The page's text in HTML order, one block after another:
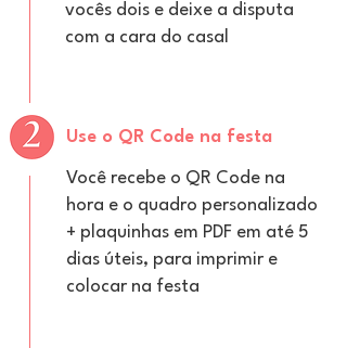
vocês dois e deixe a disputa
com a cara do casal
Use o QR Code na festa
Você recebe o QR Code na
hora e o quadro personalizado
+ plaquinhas em PDF em até 5
dias úteis, para imprimir e
colocar na festa